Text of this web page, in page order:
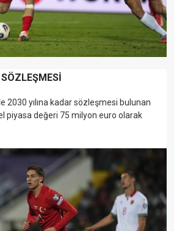
2030 yılına kadar sözleşmesi bulunan
piyasa değeri 75 milyon euro olarak